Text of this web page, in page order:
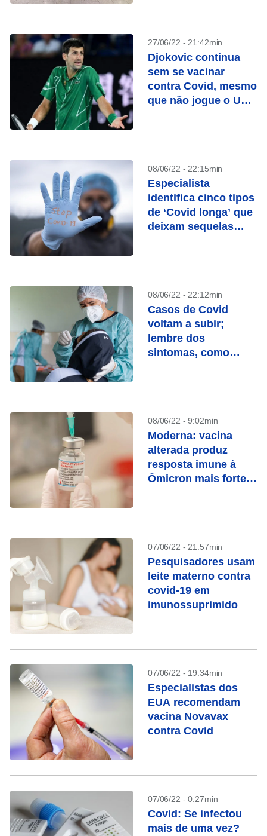
27/06/22 - 21:42min
Djokovic continua
sem se vacinar
contra Covid, mesmo
que não jogue o US
08/06/22 - 22:15min
Especialista
identifica cinco tipos
de ‘Covid longa’ que
deixam sequelas
08/06/22 - 22:12min
Casos de Covid
voltam a subir;
lembre dos
sintomas, como
08/06/22 - 9:02min
Moderna: vacina
alterada produz
resposta imune à
Ômicron mais forte
07/06/22 - 21:57min
Pesquisadores usam
leite materno contra
covid-19 em
imunossuprimido
07/06/22 - 19:34min
Especialistas dos
EUA recomendam
vacina Novavax
contra Covid
07/06/22 - 0:27min
Covid: Se infectou
mais de uma vez?